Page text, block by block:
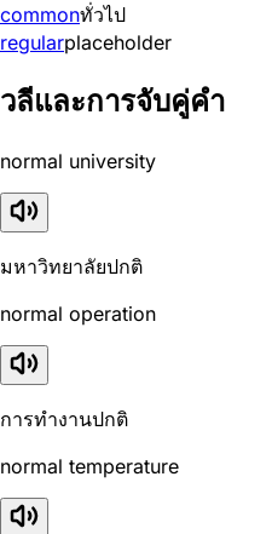
commonทั่วไป
regularplaceholder
วลีและการจับคู่คำ
normal university
มหาวิทยาลัยปกติ
normal operation
การทำงานปกติ
normal temperature